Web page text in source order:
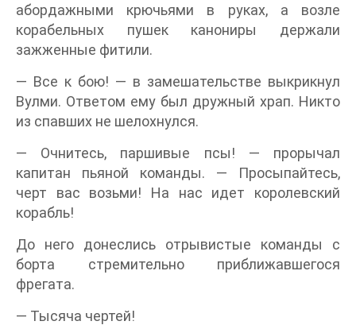
абордажными крючьями в руках, а возле
корабельных пушек канониры держали
зажженные фитили.
— Все к бою! — в замешательстве выкрикнул
Вулми. Ответом ему был дружный храп. Никто
из спавших не шелохнулся.
— Очнитесь, паршивые псы! — прорычал
капитан пьяной команды. — Просыпайтесь,
черт вас возьми! На нас идет королевский
корабль!
До него донеслись отрывистые команды с
борта стремительно приближавшегося
фрегата.
— Тысяча чертей!